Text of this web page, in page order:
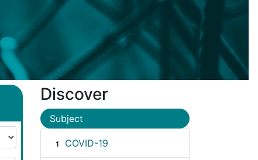
Discover
Subject
1 COVID-19